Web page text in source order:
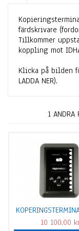
färdskrivare
Tillkommer
koppling mot
Klicka på bilden
LADDA NER).
1 ANDRA
4G INKL.
10 100,00